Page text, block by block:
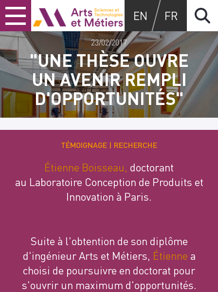
Skip
to
content
Skip
to
main
menu
Skip
to
search
Arts et métiers
EN FR
"UNE THÈSE OUVRE
UN AVENIR REMPLI
D'OPPORTUNITÉS"
23/02/2017
TÉMOIGNAGE RECHERCHE
Étienne Boisseau, doctorant
au Laboratoire Conception de Produits et
Innovation à Paris.
Suite à l'obtention de son diplôme
d'ingénieur Arts et Métiers, Étienne a
choisi de poursuivre en doctorat pour
s'ouvrir un maximum d'opportunités.